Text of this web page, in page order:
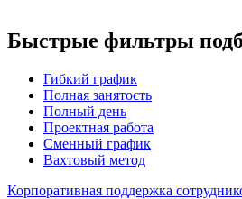
Быстрые фильтры
Гибкий график
Полная занятость
Полный день
Проектная работа
Сменный график
Вахтовый метод
Корпоративная поддержка